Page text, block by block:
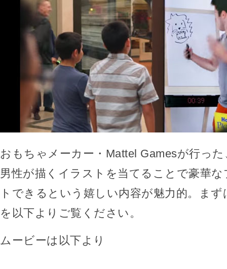
おもちゃメーカー・Mattel Gamesが行っ
男性が描くイラストを当てることで豪華
トできるという嬉しい内容が魅力的。ま
を以下よりご覧ください。
ムービーは以下より